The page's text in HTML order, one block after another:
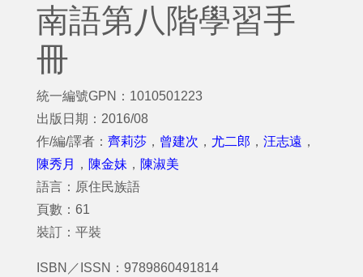
南語第八階學習手
冊
統一編號GPN：1010501223
出版日期：2016/08
作/編/譯者： 齊莉莎 ， 曾建次 ， 尤二郎 ， 汪志遠 ，
陳秀月
， 陳金妹 ， 陳淑美
語言：原住民族語
頁數：61
裝訂：平裝
ISBN／ISSN：9789860491814